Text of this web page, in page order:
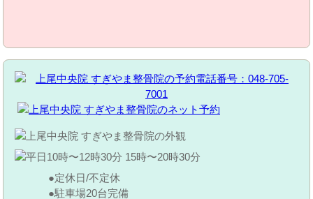
定休日/不定休
駐車場20台完備